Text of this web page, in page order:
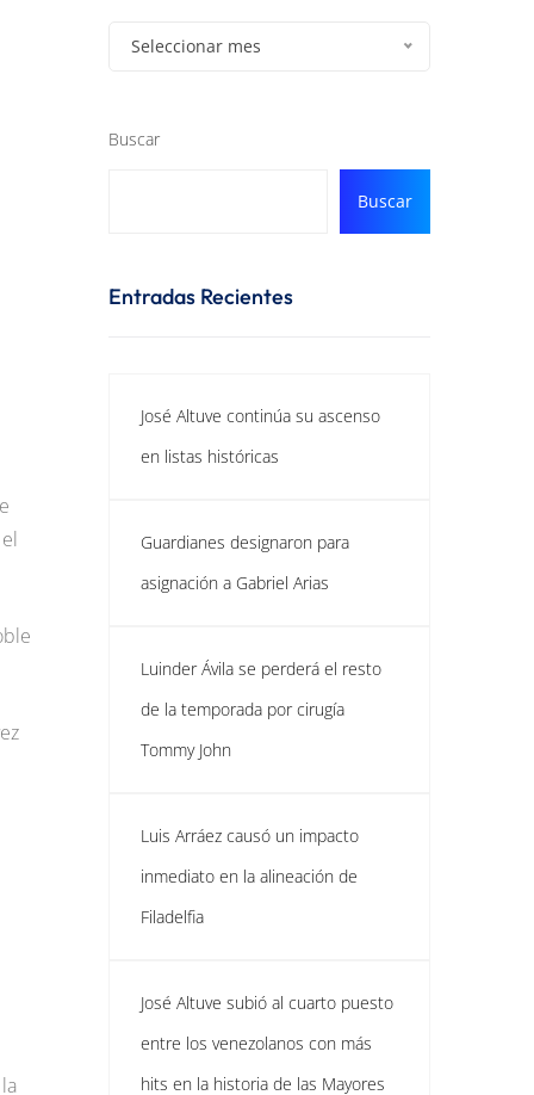
Seleccionar mes
Buscar
Buscar
Entradas Recientes
José Altuve continúa su ascenso
en listas históricas
Guardianes designaron para
asignación a Gabriel Arias
Luinder Ávila se perderá el resto
de la temporada por cirugía
Tommy John
Luis Arráez causó un impacto
inmediato en la alineación de
Filadelfia
José Altuve subió al cuarto puesto
entre los venezolanos con más
hits en la historia de las Mayores